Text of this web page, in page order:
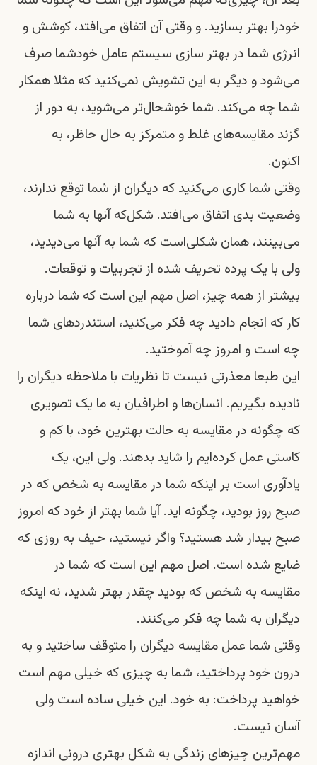
خودرا بهتر بسازید. و وقتی‌ آن اتفاق می‌افتد، کوشش و
انرژی شما در بهتر سازی سیستم عامل خودشما صرف
می‌شود و دیگر به این تشویش نمی‌کنید که مثلا همکار
شما چه می‌کند. شما خوشحال‌تر می‌شوید، به دور از
گزند مقایسه‌های غلط و متمرکز به حال حاظر،‌ به
اکنون.
وقتی شما کاری می‌کنید که دیگران از شما توقع ندارند،
وضعیت بدی اتفاق می‌افتد. شکل‌که آنها به شما
می‌بینند، همان شکلی‌است که شما به آنها می‌دیدید،
ولی با یک پرده تحریف‌ شده از تجربیات و توقعات.
بیشتر از همه چیز،‌ اصل مهم این است که شما درباره
کار که انجام دادید چه فکر می‌کنید، استندردهای شما
چه است و امروز چه آموختید.
این طبعا معذرتی نیست تا نظریات با ملاحظه دیگران را
نادیده بگیریم. انسان‌ها و اطرافیان به ما یک تصویری
که چگونه در مقایسه به حالت بهترین خود، با کم و
کاستی عمل کرده‌ایم را شاید بدهند. ولی این، یک
یادآوری است بر اینکه شما در مقایسه به شخص که در
صبح روز بودید، چگونه اید. آیا شما بهتر از خود که امروز
صبح بیدار شد هستید؟ واگر نیستید، حیف به روزی که
ضایع شده است. اصل مهم این است که شما در
مقایسه به شخص که بودید چقدر بهتر شدید، نه اینکه
دیگران به شما چه فکر می‌کنند.
وقتی شما عمل مقایسه دیگران را متوقف ساختید و به
درون خود پرداختید، شما به چیزی که خیلی مهم است
خواهید پرداخت:‌ به خود. این خیلی ساده است ولی
آسان نیست.
مهم‌ترین چیزهای زندگی به شکل بهتری درونی اندازه